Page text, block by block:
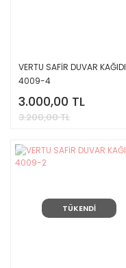
VERTU SAFİR DUVAR KAĞIDI
4009-4
3.000,00 TL
3.200,00 TL
TÜKENDİ